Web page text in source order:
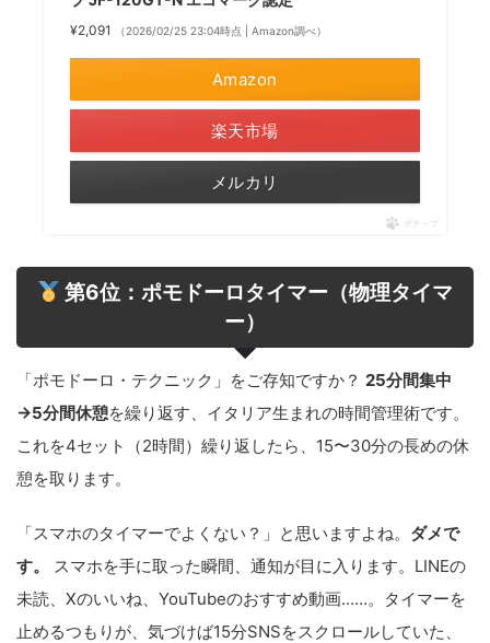
¥2,091 （2026/02/25 23:04時点 | Amazon調べ）
Amazon
楽天市場
メルカリ
ポチップ
第6位：ポモドーロタイマー（物理タイマ
ー）
「ポモドーロ・テクニック」をご存知ですか？ 25分間集中
→5分間休憩を繰り返す、イタリア生まれの時間管理術です。
これを4セット（2時間）繰り返したら、15〜30分の長めの休
憩を取ります。
「スマホのタイマーでよくない？」と思いますよね。 ダメで
す。
スマホを手に取った瞬間、通知が目に入ります。LINEの
未読、Xのいいね、YouTubeのおすすめ動画……。タイマーを
止めるつもりが、気づけば15分SNSをスクロールしていた、